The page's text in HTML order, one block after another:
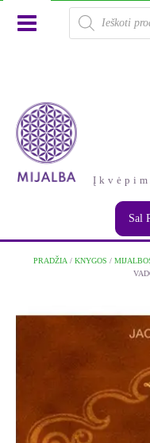
Products
search
Sal
PRADŽIA / KNYGOS /